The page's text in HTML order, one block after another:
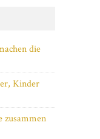
die
Kinder
zusammen